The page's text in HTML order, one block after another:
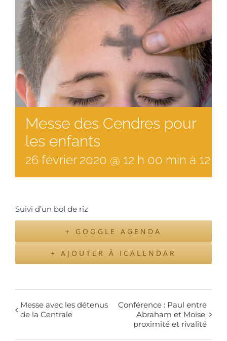
Messe des Cendres pour
les enfants
26 février 2020 @ 12 h 00 min à 12 h
Suivi d’un bol de riz
+ GOOGLE AGENDA
+ AJOUTER À ICALENDAR
Messe avec les détenus
de la Centrale
Conférence : Paul entre
Abraham et Moïse,
proximité et rivalité